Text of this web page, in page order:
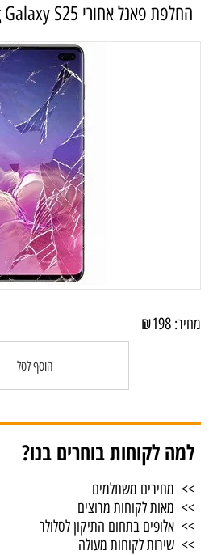
החלפת פאנל אחורי Samsung Galaxy S25 סמסונג
מחיר: ₪198
הוסף לסל
למה לקוחות בוחרים בנו?
>> מחירים משתלמים
>> מאות לקוחות מרוצים
>> אלופים בתחום התיקון לסלולר
>> שירות לקוחות מעולה